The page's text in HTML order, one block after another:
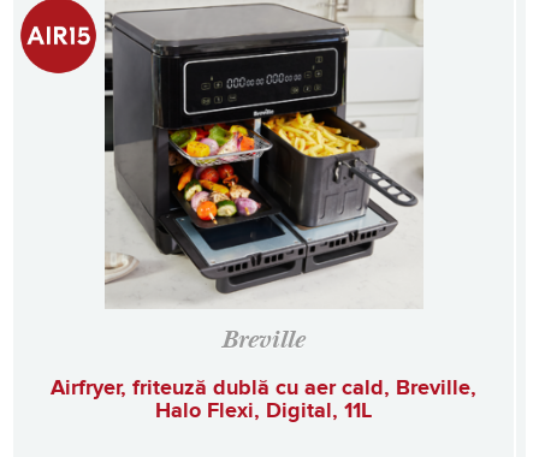
Breville
Airfryer, friteuză dublă cu aer cald, Breville,
Halo Flexi, Digital, 11L